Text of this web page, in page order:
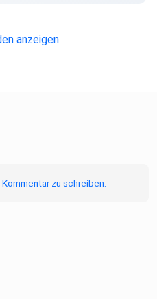
anzeigen
zu schreiben.